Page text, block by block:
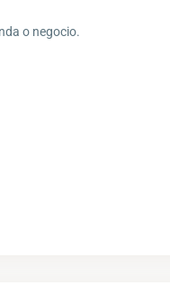
o negocio.